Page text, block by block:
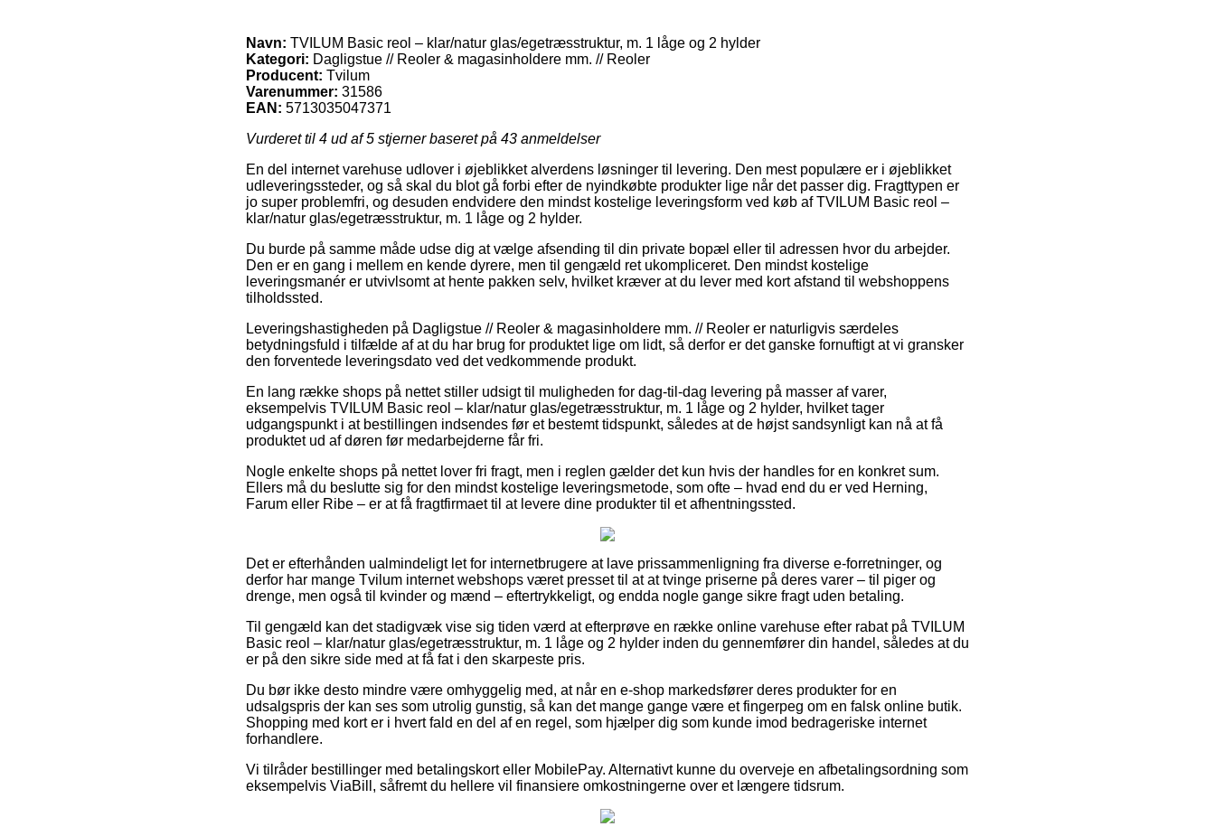
Navn: TVILUM Basic reol – klar/natur glas/egetræsstruktur, m. 1 låge og 2 hylder
Kategori: Dagligstue // Reoler & magasinholdere mm. // Reoler
Producent: Tvilum
Varenummer: 31586
EAN: 5713035047371
Vurderet til 4 ud af 5 stjerner baseret på 43 anmeldelser
En del internet varehuse udlover i øjeblikket alverdens løsninger til levering. Den mest populære er i øjeblikket
udleveringssteder, og så skal du blot gå forbi efter de nyindkøbte produkter lige når det passer dig. Fragttypen er
jo super problemfri, og desuden endvidere den mindst kostelige leveringsform ved køb af TVILUM Basic reol –
klar/natur glas/egetræsstruktur, m. 1 låge og 2 hylder.
Du burde på samme måde udse dig at vælge afsending til din private bopæl eller til adressen hvor du arbejder.
Den er en gang i mellem en kende dyrere, men til gengæld ret ukompliceret. Den mindst kostelige
leveringsmanér er utvivlsomt at hente pakken selv, hvilket kræver at du lever med kort afstand til webshoppens
tilholdssted.
Leveringshastigheden på Dagligstue // Reoler & magasinholdere mm. // Reoler er naturligvis særdeles
betydningsfuld i tilfælde af at du har brug for produktet lige om lidt, så derfor er det ganske fornuftigt at vi gransker
den forventede leveringsdato ved det vedkommende produkt.
En lang række shops på nettet stiller udsigt til muligheden for dag-til-dag levering på masser af varer,
eksempelvis TVILUM Basic reol – klar/natur glas/egetræsstruktur, m. 1 låge og 2 hylder, hvilket tager
udgangspunkt i at bestillingen indsendes før et bestemt tidspunkt, således at de højst sandsynligt kan nå at få
produktet ud af døren før medarbejderne får fri.
Nogle enkelte shops på nettet lover fri fragt, men i reglen gælder det kun hvis der handles for en konkret sum.
Ellers må du beslutte sig for den mindst kostelige leveringsmetode, som ofte – hvad end du er ved Herning,
Farum eller Ribe – er at få fragtfirmaet til at levere dine produkter til et afhentningssted.
Det er efterhånden ualmindeligt let for internetbrugere at lave prissammenligning fra diverse e-forretninger, og
derfor har mange Tvilum internet webshops været presset til at at tvinge priserne på deres varer – til piger og
drenge, men også til kvinder og mænd – eftertrykkeligt, og endda nogle gange sikre fragt uden betaling.
Til gengæld kan det stadigvæk vise sig tiden værd at efterprøve en række online varehuse efter rabat på TVILUM
Basic reol – klar/natur glas/egetræsstruktur, m. 1 låge og 2 hylder inden du gennemfører din handel, således at du
er på den sikre side med at få fat i den skarpeste pris.
Du bør ikke desto mindre være omhyggelig med, at når en e-shop markedsfører deres produkter for en
udsalgspris der kan ses som utrolig gunstig, så kan det mange gange være et fingerpeg om en falsk online butik.
Shopping med kort er i hvert fald en del af en regel, som hjælper dig som kunde imod bedrageriske internet
forhandlere.
Vi tilråder bestillinger med betalingskort eller MobilePay. Alternativt kunne du overveje en afbetalingsordning som
eksempelvis ViaBill, såfremt du hellere vil finansiere omkostningerne over et længere tidsrum.